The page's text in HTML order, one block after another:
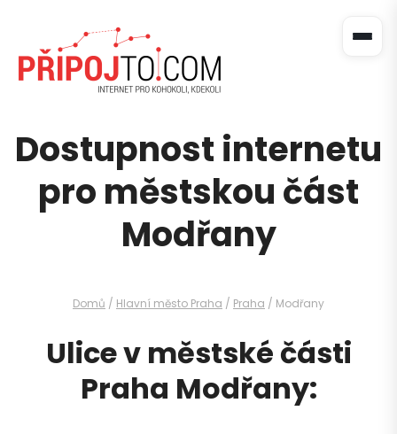
Dostupnost internetu
pro městskou část
Modřany
Domů / Hlavní město Praha / Praha / Modřany
Ulice v městské části
Praha Modřany: